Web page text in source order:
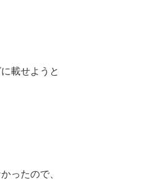
載せようと
ったので、